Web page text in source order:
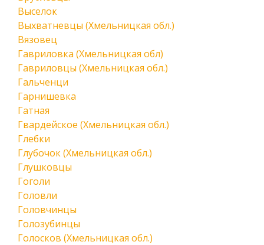
Выселок
Выхватневцы (Хмельницкая обл.)
Вязовец
Гавриловка (Хмельницкая обл)
Гавриловцы (Хмельницкая обл.)
Гальченци
Гарнишевка
Гатная
Гвардейское (Хмельницкая обл.)
Глебки
Глубочок (Хмельницкая обл.)
Глушковцы
Гоголи
Головли
Головчинцы
Голозубинцы
Голосков (Хмельницкая обл.)